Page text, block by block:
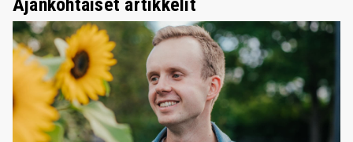
Ajankohtaiset artikkelit